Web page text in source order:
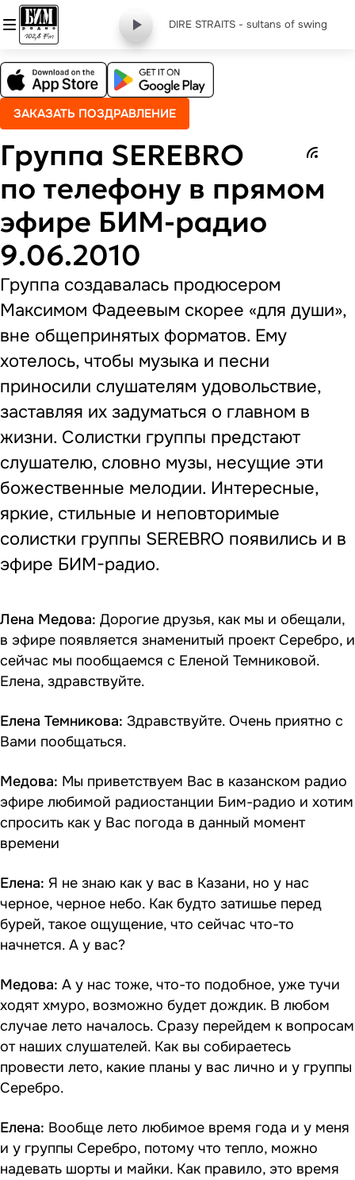
DIRE STRAITS - sultans of swing
ЗАКАЗАТЬ ПОЗДРАВЛЕНИЕ
Группа SEREBRO
по телефону в прямом
эфире БИМ-радио
9.06.2010
Группа создавалась продюсером
Максимом Фадеевым скорее «для души»,
вне общепринятых форматов. Ему
хотелось, чтобы музыка и песни
приносили слушателям удовольствие,
заставляя их задуматься о главном в
жизни. Солистки группы предстают
слушателю, словно музы, несущие эти
божественные мелодии. Интересные,
яркие, стильные и неповторимые
солистки группы SEREBRO появились и в
эфире БИМ-радио.
Лена Медова: Дорогие друзья, как мы и обещали,
в эфире появляется знаменитый проект Серебро, и
сейчас мы пообщаемся с Еленой Темниковой.
Елена, здравствуйте.
Елена Темникова: Здравствуйте. Очень приятно с
Вами пообщаться.
Медова: Мы приветствуем Вас в казанском радио
эфире любимой радиостанции Бим-радио и хотим
спросить как у Вас погода в данный момент
времени
Елена: Я не знаю как у вас в Казани, но у нас
черное, черное небо. Как будто затишье перед
бурей, такое ощущение, что сейчас что-то
начнется. А у вас?
Медова: А у нас тоже, что-то подобное, уже тучи
ходят хмуро, возможно будет дождик. В любом
случае лето началось. Сразу перейдем к вопросам
от наших слушателей. Как вы собираетесь
провести лето, какие планы у вас лично и у группы
Серебро.
Елена: Вообще лето любимое время года и у меня
и у группы Серебро, потому что тепло, можно
надевать шорты и майки. Как правило, это время